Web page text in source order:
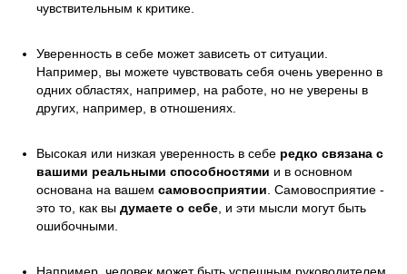
чувствительным к критике.
Уверенность в себе может зависеть от ситуации.
Например, вы можете чувствовать себя очень уверенно в
одних областях, например, на работе, но не уверены в
других, например, в отношениях.
Высокая или низкая уверенность в себе редко связана с
вашими реальными способностями и в основном
основана на вашем самовосприятии . Самовосприятие -
это то, как вы думаете о себе , и эти мысли могут быть
ошибочными.